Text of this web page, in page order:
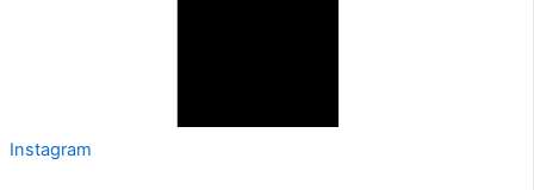
Instagram